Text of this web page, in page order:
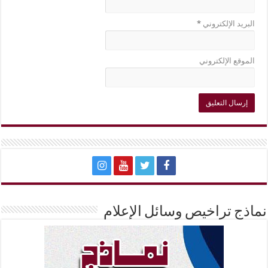
البريد الإلكتروني*
الموقع الإلكتروني
نماذج تراخيص وسائل الإعلام